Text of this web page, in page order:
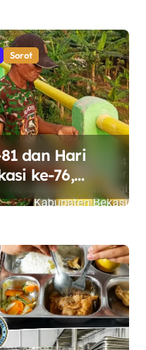
Sorot
dan Hari
ke-76,
Gotong